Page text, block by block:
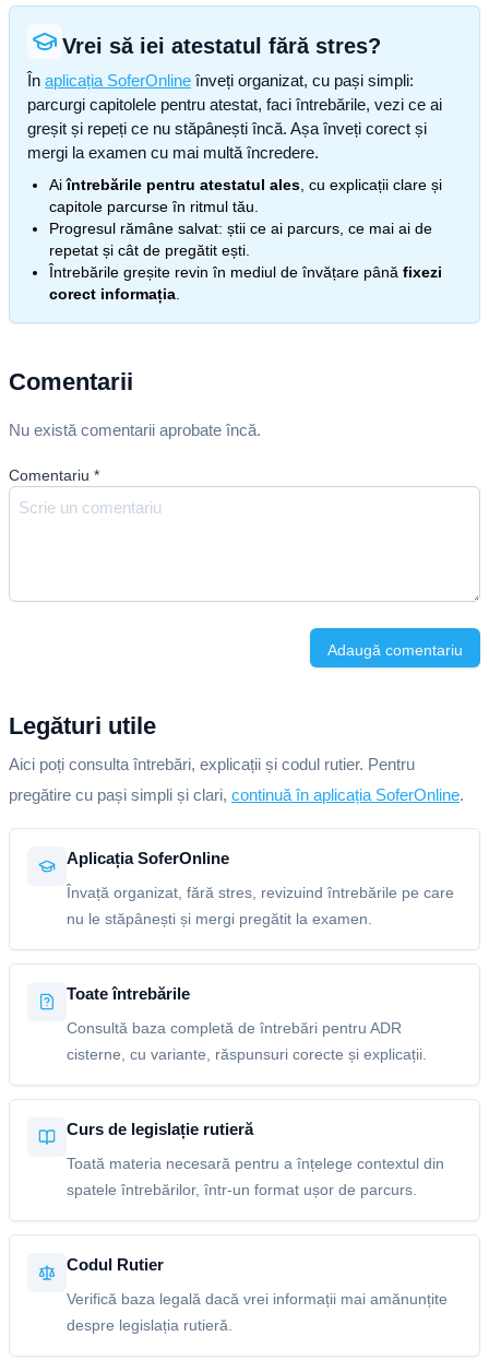
Vrei să iei atestatul fără stres?
În aplicația SoferOnline înveți organizat, cu pași simpli:
parcurgi capitolele pentru atestat, faci întrebările, vezi ce ai
greșit și repeți ce nu stăpânești încă. Așa înveți corect și
mergi la examen cu mai multă încredere.
Aiîntrebările pentru atestatul ales , cu explicații clare și
capitole parcurse în ritmul tău.
Progresul rămâne salvat: știi ce ai parcurs, ce mai ai de
repetat și cât de pregătit ești.
Întrebările greșite revin în mediul de învățare până fixezi
corect informația
Comentarii
Nu există comentarii aprobate încă.
Comentariu *
Adaugă comentariu
Legături utile
Aici poți consulta întrebări, explicații și codul rutier. Pentru
pregătire cu pași simpli și clari, continuă în aplicația SoferOnline.
Aplicația SoferOnline
Învață organizat, fără stres, revizuind întrebările pe care
nu le stăpânești și mergi pregătit la examen.
Toate întrebările
Consultă baza completă de întrebări pentru ADR
cisterne, cu variante, răspunsuri corecte și explicații.
Curs de legislație rutieră
Toată materia necesară pentru a înțelege contextul din
spatele întrebărilor, într-un format ușor de parcurs.
Codul Rutier
Verifică baza legală dacă vrei informații mai amănunțite
despre legislația rutieră.